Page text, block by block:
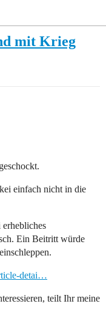
mit Krieg
einfach nicht in die
Ein Beitritt würde
detai…
teilt Ihr meine